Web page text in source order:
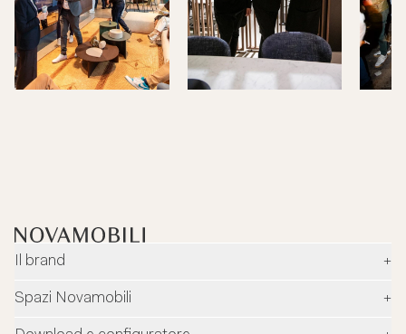
Il brand
+
Azienda
Spazi Novamobili
+
Rivenditori